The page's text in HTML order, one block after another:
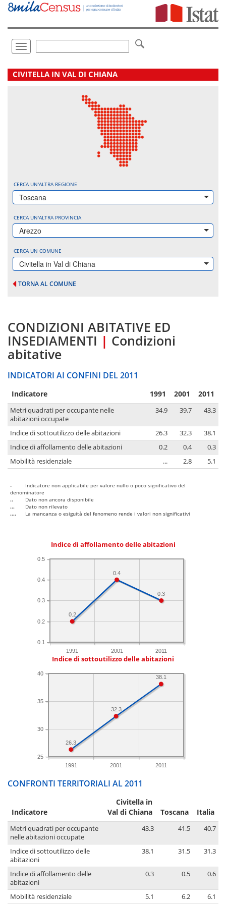
Vai
direttamente
Toggle
navigation
.
CIVITELLA IN VAL DI CHIANA
CERCA UN'ALTRA REGIONE
Toscana
CERCA UN'ALTRA PROVINCIA
Arezzo
CERCA UN COMUNE
Civitella in Val di Chiana
TORNA AL COMUNE
CONDIZIONI ABITATIVE ED
INSEDIAMENTI | Condizioni
abitative
INDICATORI AI CONFINI DEL 2011
Indicatore 1991 2001 2011
Metri quadrati per occupante nelle
abitazioni occupate
34.9 39.7 43.3
Indice di sottoutilizzo delle abitazioni 26.3 32.3
38.1
Indice di affollamento delle abitazioni
0.2 0.4
0.3
Mobilità residenziale
... 2.8 5.1
-
Indicatore non applicabile per valore nullo o poco significativo del
denominatore
..
Dato non ancora disponibile
...
Dato non rilevato
....
La mancanza o esiguità del fenomeno rende i valori non significativi
Indice di affollamento delle abitazioni
1991 2001 2011
0.1
0.2
0.3
0.4
0.5
0.3
0.4
0.2
Indice di sottoutilizzo delle abitazioni
1991 2001 2011
25
30
35
40
38.1
32.3
26.3
CONFRONTI TERRITORIALI AL 2011
Indicatore
Civitella in
Val di Chiana
Toscana Italia
Metri quadrati per occupante
nelle abitazioni occupate
43.3 41.5 40.7
Indice di sottoutilizzo delle
abitazioni
38.1 31.5 31.3
Indice di affollamento delle
abitazioni
0.3 0.5 0.6
Mobilità residenziale 5.1 6.2 6.1